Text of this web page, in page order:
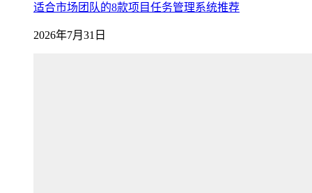
适合市场团队的8款项目任务管理系统推荐
2026年7月31日